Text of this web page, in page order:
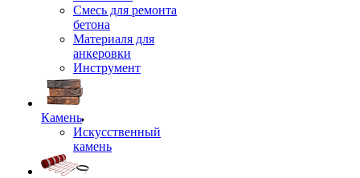
Смесь для ремонта
бетона
Материаля для
анкеровки
Инструмент
Камень
Искусственный
камень